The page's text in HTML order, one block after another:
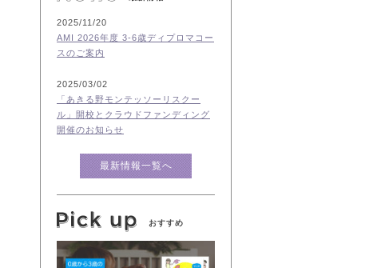
2025/11/20
AMI 2026年度 3-6歳ディプロマコー
スのご案内
2025/03/02
「あきる野モンテッソーリスクー
ル」開校とクラウドファンディング
開催のお知らせ
最新情報一覧へ
おすすめ